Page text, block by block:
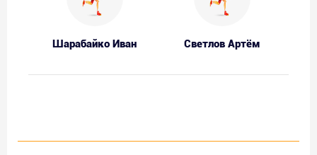
Шарабайко Иван Светлов Артём